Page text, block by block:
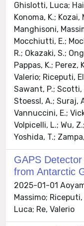
Ghislotti, Luca;
Konoma, K.;
Manghisoni,
Mocchiutti, E.;
R.; Okazaki, S.;
Pappas, K.; Perez,
Valerio; Riceputi,
Sawant, P.; Scotti,
Stoessl, A.; Suraj,
Vannuccini, E.;
Volpicelli, L.; Wu,
Yoshida, T.;
GAPS
from Antarctic
2025-01-01
Massimo;
Luca; Re, Valerio